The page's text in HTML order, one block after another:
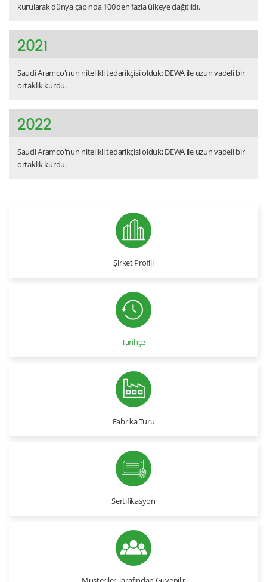
kurularak dünya çapında 100'den fazla ülkeye dağıtıldı.
2021
Saudi Aramco'nun nitelikli tedarikçisi olduk; DEWA ile uzun vadeli bir
ortaklık kurdu.
2022
Saudi Aramco'nun nitelikli tedarikçisi olduk; DEWA ile uzun vadeli bir
ortaklık kurdu.
Şirket Profili
Tarihçe
Fabrika Turu
Sertifikasyon